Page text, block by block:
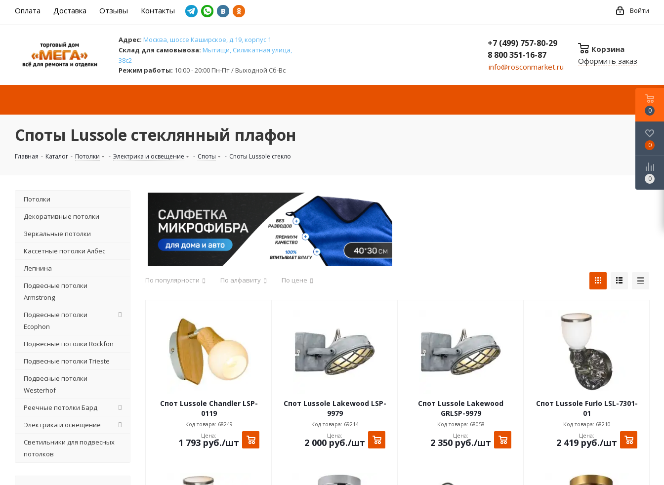
Оплата Доставка Отзывы Контакты Войти
Адрес: Москва, шоссе Каширское, д.19, корпус 1
Cклад для самовывоза: Мытищи, Силикатная улица,
38с2
Режим работы: 10:00 - 20:00 Пн-Пт / Выходной Сб-Вс
+7 (499) 757-80-29
8 800 351-16-87
info@rosconmarket.ru
Корзина
Оформить заказ
Споты Lussole стеклянный плафон
Главная - Каталог - Потолки - Электрика и освещение - Споты - Споты Lussole стекло
По популярности По алфавиту По цене
Спот Lussole Chandler LSP-
0119
Код товара: 68249
Цена:
1 793 руб./шт
Спот Lussole Lakewood LSP-
9979
Код товара: 69214
Цена:
2 000 руб./шт
Спот Lussole Lakewood
GRLSP-9979
Код товара: 68058
Цена:
2 350 руб./шт
Спот Lussole Furlo LSL-7301-
01
Код товара: 68210
Цена:
2 419 руб./шт
Потолки
Декоративные потолки
Зеркальные потолки
Кассетные потолки Албес
Лепнина
Подвесные потолки
Armstrong
Подвесные потолки
Ecophon
Подвесные потолки Rockfon
Подвесные потолки Trieste
Подвесные потолки
Westerhof
Реечные потолки Бард
Электрика и освещение
Светильники для подвесных
потолков
0
0
0